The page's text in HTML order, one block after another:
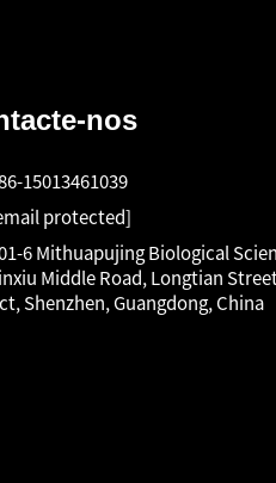
nos
15013461039
protected]
6 Mithuapujing Biological
Middle Road, Longtian
Shenzhen, Guangdong, China